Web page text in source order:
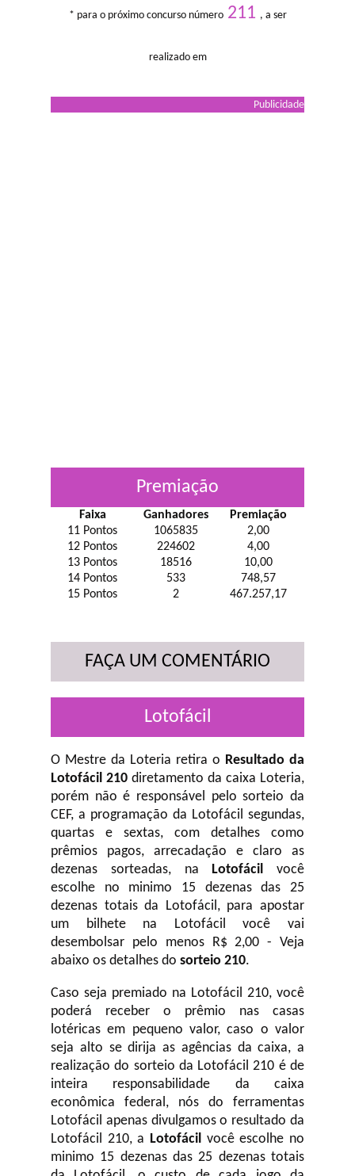
* para o próximo concurso número211 , a ser
realizado em
Publicidade
Premiação
Faixa Ganhadores
Premiação
11 Pontos
1065835
2,00
12 Pontos
224602
4,00
13 Pontos
18516
10,00
14 Pontos
533
748,57
15 Pontos
2 467.257,17
FAÇA UM COMENTÁRIO
Lotofácil
O Mestre da Loteria retira o Resultado da
Lotofácil 210 diretamento da caixa Loteria,
porém não é responsável pelo sorteio da
CEF, a programação da Lotofácil segundas,
quartas e sextas, com detalhes como
prêmios pagos, arrecadação e claro as
dezenas sorteadas, na Lotofácil você
escolhe no minimo 15 dezenas das 25
dezenas totais da Lotofácil, para apostar
um bilhete na Lotofácil você vai
desembolsar pelo menos R$ 2,00 - Veja
abaixo os detalhes do sorteio 210.
Caso seja premiado na Lotofácil 210, você
poderá receber o prêmio nas casas
lotéricas em pequeno valor, caso o valor
seja alto se dirija as agências da caixa, a
realização do sorteio da Lotofácil 210 é de
inteira responsabilidade da caixa
econômica federal, nós do ferramentas
Lotofácil apenas divulgamos o resultado da
Lotofácil 210, a Lotofácil você escolhe no
minimo 15 dezenas das 25 dezenas totais